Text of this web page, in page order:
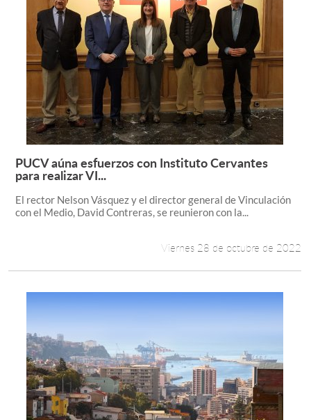
Leer más +
PUCV aúna esfuerzos con Instituto Cervantes
para realizar VI...
El rector Nelson Vásquez y el director general de Vinculación
con el Medio, David Contreras, se reunieron con la...
Viernes 28 de octubre de 2022